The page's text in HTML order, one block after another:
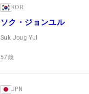
KOR
ソク・ジョンユル
Suk Joug Yul
57 歳
JPN